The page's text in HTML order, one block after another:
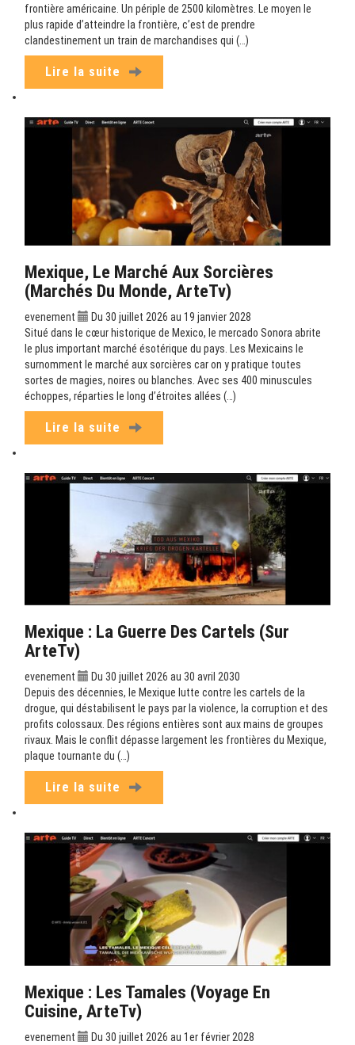
frontière américaine. Un périple de 2500 kilomètres. Le moyen le
plus rapide d’atteindre la frontière, c’est de prendre
clandestinement un train de marchandises qui (…)
Lire la suite
Mexique, Le Marché Aux Sorcières
(Marchés Du Monde, ArteTv)
evenement
Du 30 juillet 2026 au 19 janvier 2028
Situé dans le cœur historique de Mexico, le mercado Sonora abrite
le plus important marché ésotérique du pays. Les Mexicains le
surnomment le marché aux sorcières car on y pratique toutes
sortes de magies, noires ou blanches. Avec ses 400 minuscules
échoppes, réparties le long d’étroites allées (…)
Lire la suite
Mexique : La Guerre Des Cartels (sur
ArteTv)
evenement
Du 30 juillet 2026 au 30 avril 2030
Depuis des décennies, le Mexique lutte contre les cartels de la
drogue, qui déstabilisent le pays par la violence, la corruption et des
profits colossaux. Des régions entières sont aux mains de groupes
rivaux. Mais le conflit dépasse largement les frontières du Mexique,
plaque tournante du (…)
Lire la suite
Mexique : Les Tamales (Voyage En
Cuisine, ArteTv)
evenement
Du 30 juillet 2026 au 1er février 2028